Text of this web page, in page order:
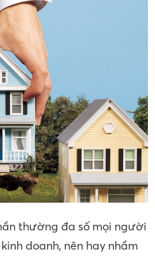
thường đa số mọi người
doanh, nên hay nhầm